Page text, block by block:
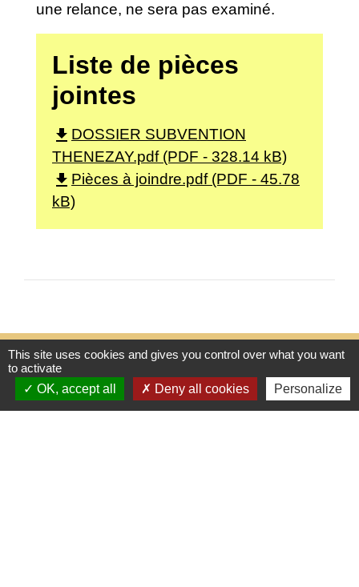
une relance, ne sera pas examiné.
Liste de pièces
jointes
file_download DOSSIER SUBVENTION
THENEZAY.pdf (PDF - 328.14 kB)
file_download Pièces à joindre.pdf (PDF - 45.78
kB)
Contactez-nous
Commune de Thénezay
28 Place de l'Hôtel de Ville
This site uses cookies and gives you control over what you want
to activate
OK, accept all
Deny all cookies Personalize